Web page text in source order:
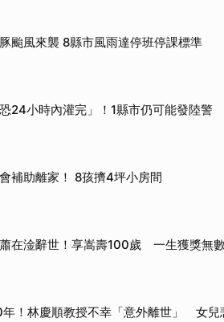
颱風來襲 8縣市風雨達停班停課標準
24小時內灌完」！1縣市仍可能發陸警
補助離家！ 8孩擠4坪小房間
在淦辭世！享嵩壽100歲 一生獲獎無
！林慶順教授不幸「意外離世」 女兒